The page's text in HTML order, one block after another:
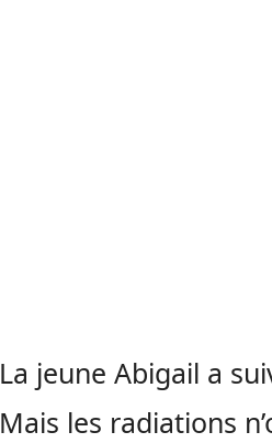
La jeune Abigail a
Mais les radiations